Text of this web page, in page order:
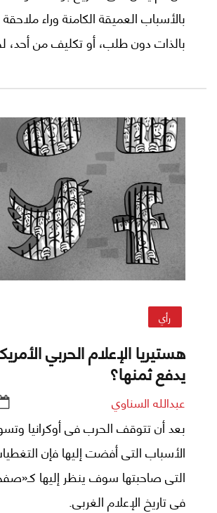
بالأسباب العميقة الكامنة وراء
بالذات دون طلب، أو تكليف من أحد،
إرث التاريخ ماثل فى مشاهد محكمة
رأي
هستيريا الإعلام الحربي
يدفع ثمنها؟
عبدالله السناوي
بعد أن تتوقف الحرب فى أوكرانيا
الأسباب التى أفضت إليها فإن
التى صاحبتها سوف ينظر إليها
فى تاريخ الإعلام الغربى.